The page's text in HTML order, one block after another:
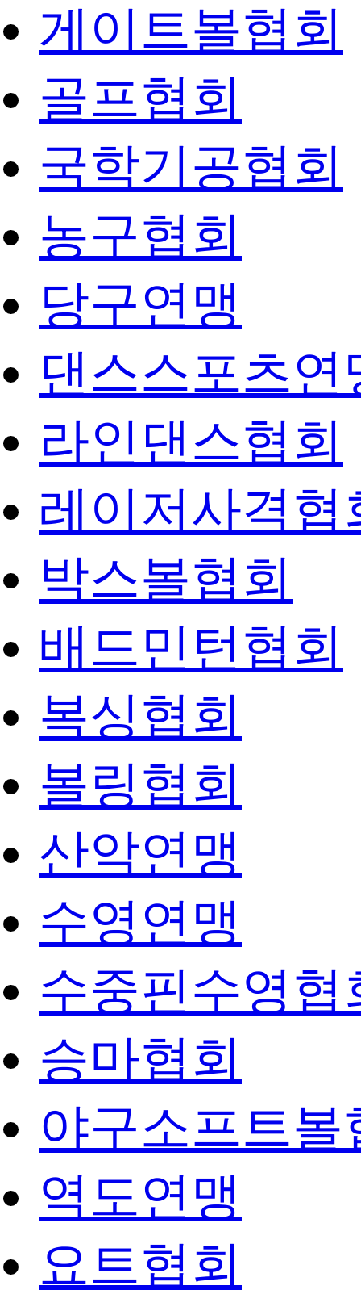
게이트볼협회
골프협회
국학기공협회
농구협회
당구연맹
댄스스포츠연
라인댄스협회
레이저사격협
박스볼협회
배드민턴협회
복싱협회
볼링협회
산악연맹
수영연맹
수중핀수영협
승마협회
야구소프트볼
역도연맹
요트협회